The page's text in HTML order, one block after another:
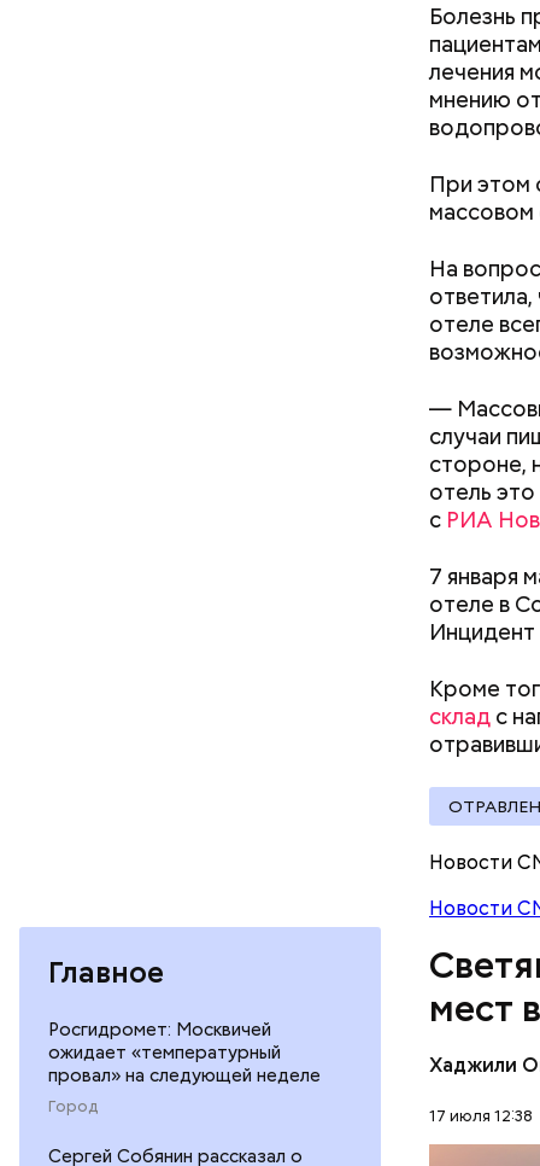
Главное
Росгидромет: Москвичей
ожидает «температурный
провал» на следующей неделе
Город
Сергей Собянин рассказал о
Болезнь
лечения
мнению
При этом
массовом
На
отеле
—
случаи
стороне,
отель
с РИА
7 января
отеле в
Кроме
склад с
Новости
Новости
мест
Хаджили
17 июля 12:38
сделаны
Однако
обуви, но
тапочки
Стив
Фото: